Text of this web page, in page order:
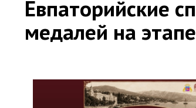
Евпаторийские
медалей на